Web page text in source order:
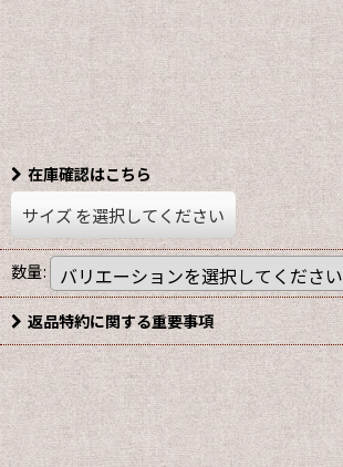
在庫確認はこちら
サイズを選択してください
数量:
返品特約に関する重要事項